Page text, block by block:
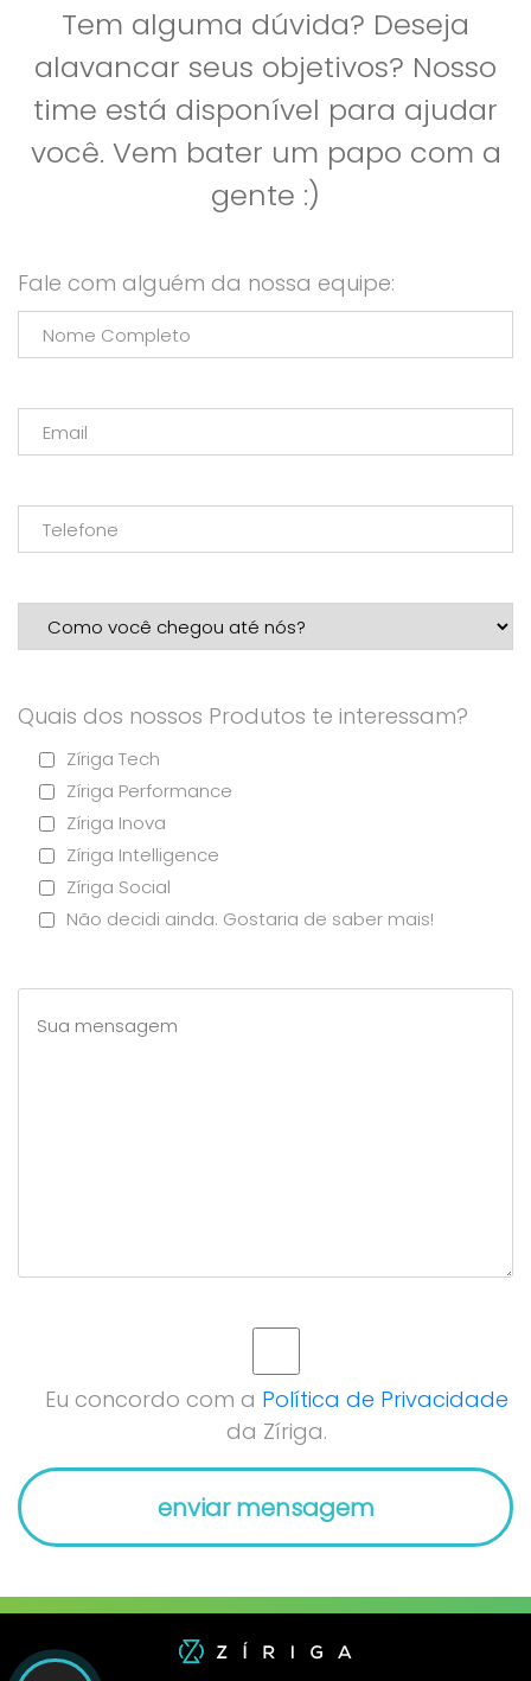
Tem alguma dúvida? Deseja
alavancar seus objetivos? Nosso
time está disponível para ajudar
você. Vem bater um papo com a
gente :)
Fale com alguém da nossa equipe:
Quais dos nossos Produtos te interessam?
Zíriga Tech
Zíriga Performance
Zíriga Inova
Zíriga Intelligence
Zíriga Social
Não decidi ainda. Gostaria de saber mais!
Eu concordo com a Política de Privacidade
da Zíriga.